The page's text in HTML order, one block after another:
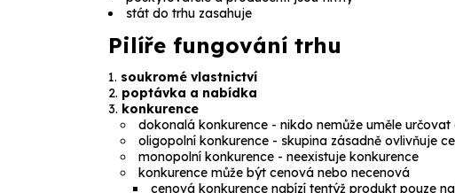
stát do trhu zasahuje
Pilíře fungování trhu
soukromé vlastnictví
poptávka a nabídka
konkurence
dokonalá konkurence - nikdo nemůže uměle určovat
oligopolní konkurence - skupina zásadně ovlivňuje
monopolní konkurence - neexistuje konkurence
konkurence může být cenová nebo necenová
cenová konkurence nabízí tentýž produkt pouze